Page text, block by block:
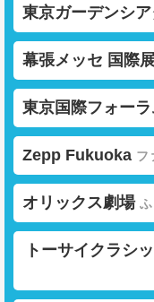
東京ガーデンシ
幕張メッセ 国際
東京国際フォー
Zepp Fukuoka フ
オリックス劇場
トーサイクラシ